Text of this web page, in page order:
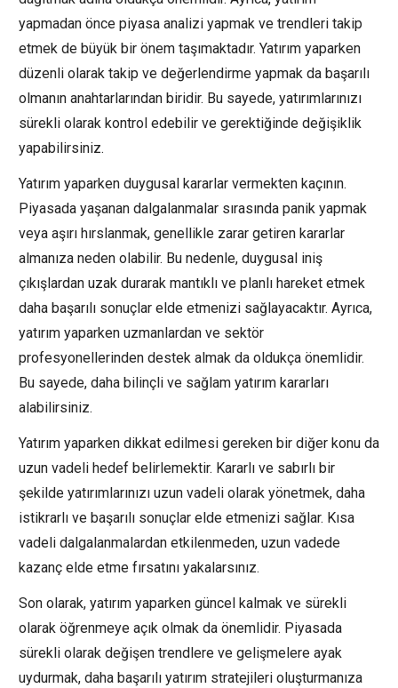
yapmadan önce piyasa analizi yapmak ve trendleri takip
etmek de büyük bir önem taşımaktadır. Yatırım yaparken
düzenli olarak takip ve değerlendirme yapmak da başarılı
olmanın anahtarlarından biridir. Bu sayede, yatırımlarınızı
sürekli olarak kontrol edebilir ve gerektiğinde değişiklik
yapabilirsiniz.
Yatırım yaparken duygusal kararlar vermekten kaçının.
Piyasada yaşanan dalgalanmalar sırasında panik yapmak
veya aşırı hırslanmak, genellikle zarar getiren kararlar
almanıza neden olabilir. Bu nedenle, duygusal iniş
çıkışlardan uzak durarak mantıklı ve planlı hareket etmek
daha başarılı sonuçlar elde etmenizi sağlayacaktır. Ayrıca,
yatırım yaparken uzmanlardan ve sektör
profesyonellerinden destek almak da oldukça önemlidir.
Bu sayede, daha bilinçli ve sağlam yatırım kararları
alabilirsiniz.
Yatırım yaparken dikkat edilmesi gereken bir diğer konu da
uzun vadeli hedef belirlemektir. Kararlı ve sabırlı bir
şekilde yatırımlarınızı uzun vadeli olarak yönetmek, daha
istikrarlı ve başarılı sonuçlar elde etmenizi sağlar. Kısa
vadeli dalgalanmalardan etkilenmeden, uzun vadede
kazanç elde etme fırsatını yakalarsınız.
Son olarak, yatırım yaparken güncel kalmak ve sürekli
olarak öğrenmeye açık olmak da önemlidir. Piyasada
sürekli olarak değişen trendlere ve gelişmelere ayak
uydurmak, daha başarılı yatırım stratejileri oluşturmanıza